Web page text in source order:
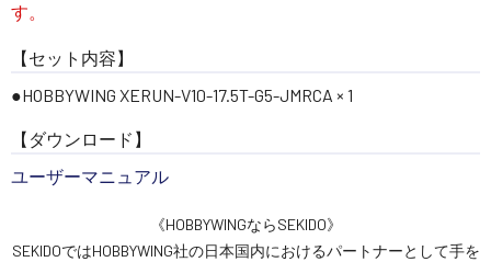
す。
【セット内容】
●HOBBYWING XERUN-V10-17.5T-G5-JMRCA × 1
【ダウンロード】
ユーザーマニュアル
《HOBBYWINGならSEKIDO》
SEKIDOではHOBBYWING社の日本国内におけるパートナーとして手を